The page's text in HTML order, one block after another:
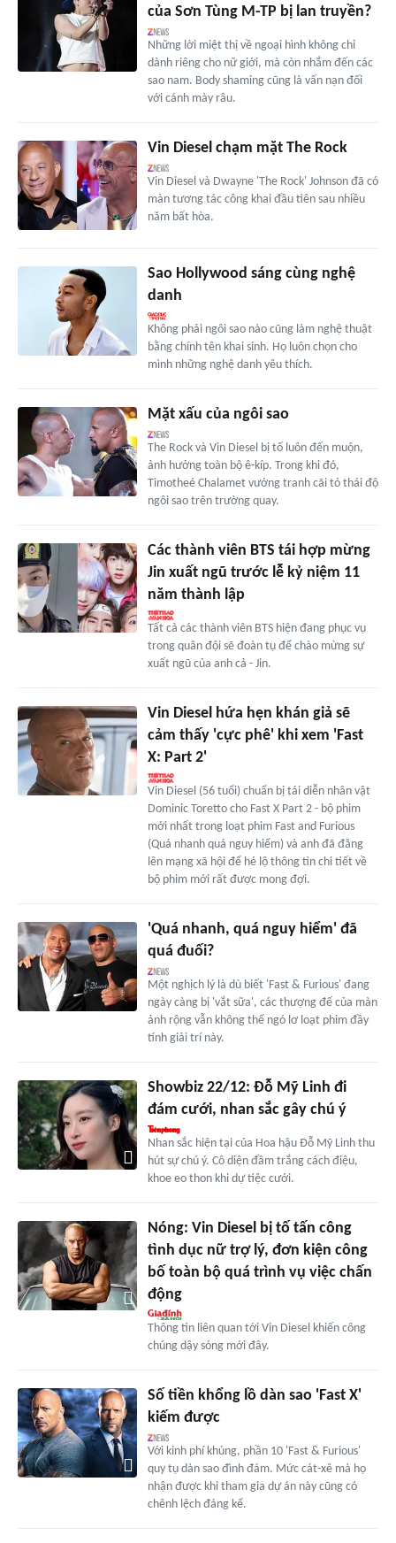
của Sơn Tùng M-TP bị lan truyền?
Những lời miệt thị về ngoại hình không chỉ
dành riêng cho nữ giới, mà còn nhắm đến các
sao nam. Body shaming cũng là vấn nạn đối
với cánh mày râu.
Vin Diesel chạm mặt The Rock
Vin Diesel và Dwayne 'The Rock' Johnson đã có
màn tương tác công khai đầu tiên sau nhiều
năm bất hòa.
Sao Hollywood sáng cùng nghệ
danh
Không phải ngôi sao nào cũng làm nghệ thuật
bằng chính tên khai sinh. Họ luôn chọn cho
mình những nghệ danh yêu thích.
Mặt xấu của ngôi sao
The Rock và Vin Diesel bị tố luôn đến muộn,
ảnh hưởng toàn bộ ê-kíp. Trong khi đó,
Timotheé Chalamet vướng tranh cãi tỏ thái độ
ngôi sao trên trường quay.
Các thành viên BTS tái hợp mừng
Jin xuất ngũ trước lễ kỷ niệm 11
năm thành lập
Tất cả các thành viên BTS hiện đang phục vụ
trong quân đội sẽ đoàn tụ để chào mừng sự
xuất ngũ của anh cả - Jin.
Vin Diesel hứa hẹn khán giả sẽ
cảm thấy 'cực phê' khi xem 'Fast
X: Part 2'
Vin Diesel (56 tuổi) chuẩn bị tái diễn nhân vật
Dominic Toretto cho Fast X Part 2 - bộ phim
mới nhất trong loạt phim Fast and Furious
(Quá nhanh quá nguy hiểm) và anh đã đăng
lên mạng xã hội để hé lộ thông tin chi tiết về
bộ phim mới rất được mong đợi.
'Quá nhanh, quá nguy hiểm' đã
quá đuối?
Một nghịch lý là dù biết 'Fast & Furious' đang
ngày càng bị 'vắt sữa', các thượng đế của màn
ảnh rộng vẫn không thể ngó lơ loạt phim đầy
tính giải trí này.
Showbiz 22/12: Đỗ Mỹ Linh đi
đám cưới, nhan sắc gây chú ý
Nhan sắc hiện tại của Hoa hậu Đỗ Mỹ Linh thu
hút sự chú ý. Cô diện đầm trắng cách điệu,
khoe eo thon khi dự tiệc cưới.
Nóng: Vin Diesel bị tố tấn công
tình dục nữ trợ lý, đơn kiện công
bố toàn bộ quá trình vụ việc chấn
động
Thông tin liên quan tới Vin Diesel khiến công
chúng dậy sóng mới đây.
Số tiền khổng lồ dàn sao 'Fast X'
kiếm được
Với kinh phí khủng, phần 10 'Fast & Furious'
quy tụ dàn sao đình đám. Mức cát-xê mà họ
nhận được khi tham gia dự án này cũng có
chênh lệch đáng kể.